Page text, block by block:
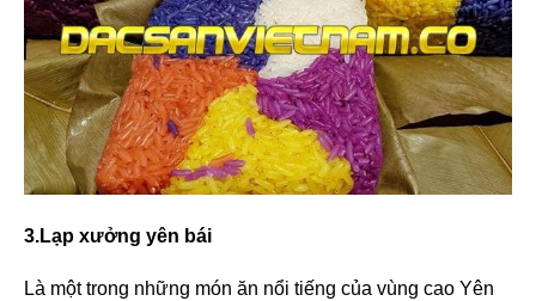
3.Lạp xưởng yên bái
Là một trong những món ăn nổi tiếng của vùng cao Yên